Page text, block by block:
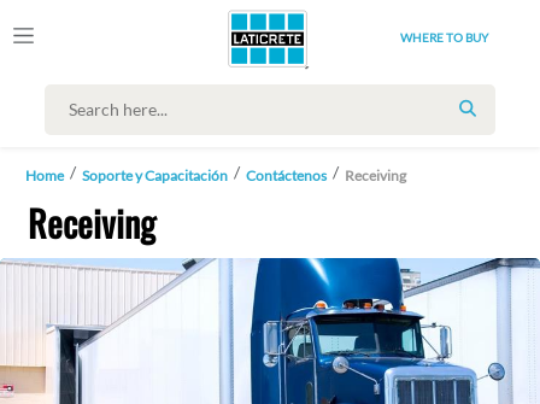
WHERE TO BUY
SEARCH
Home Soporte y Capacitación Contáctenos Receiving
Receiving